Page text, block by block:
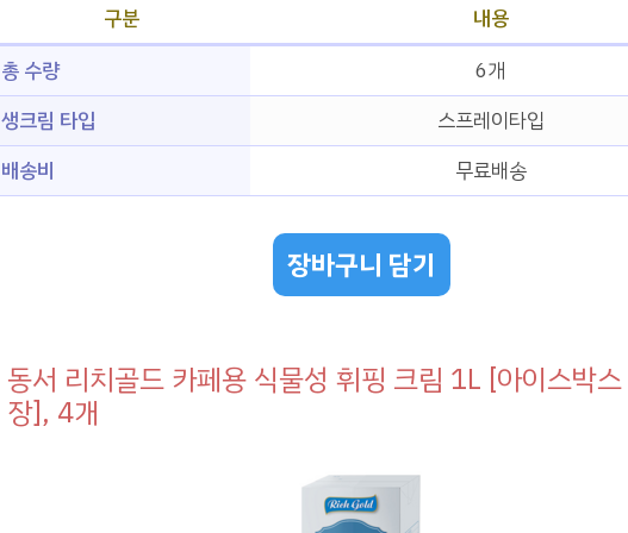
구분
내용
총 수량
6개
생크림 타입
스프레이타입
배송비
무료배송
장바구니 담기
동서 리치골드 카페용 식물성 휘핑 크림 1L [아이스박
장], 4개